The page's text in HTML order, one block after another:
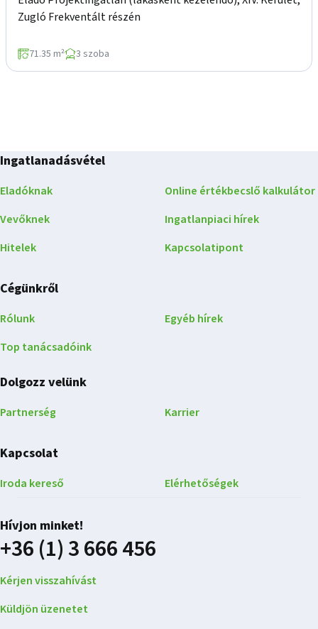
Zugló Frekventált részén
71.35 m² 3 szoba
Ingatlanadásvétel
Eladóknak
Vevőknek
Hitelek
Online értékbecslő kalkulátor
Ingatlanpiaci hírek
Kapcsolatipont
Cégünkről
Rólunk
Top tanácsadóink
Egyéb hírek
Dolgozz velünk
Partnerség Karrier
Kapcsolat
Iroda kereső Elérhetőségek
Hívjon minket!
+36 (1) 3 666 456
Kérjen visszahívást
Küldjön üzenetet